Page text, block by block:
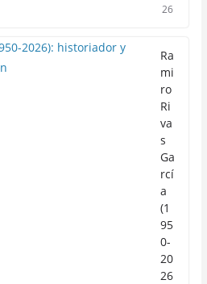
26
Ra
mi
ro
Ri
va
s
Ga
rcí
a
(1
95
0-
20
26